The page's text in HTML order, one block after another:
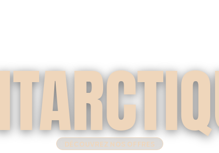
DÉCOUVREZ NOS OFFRES